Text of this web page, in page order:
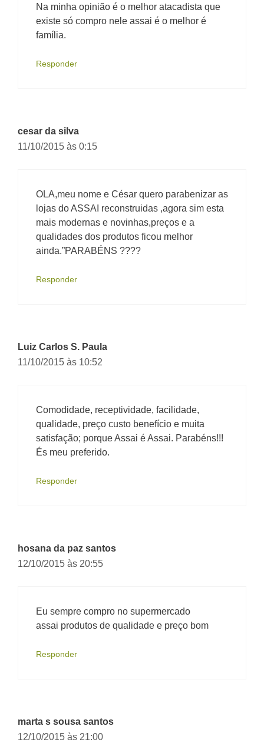
Na minha opinião é o melhor atacadista que
existe só compro nele assai é o melhor é
família.
Responder
cesar da silva
11/10/2015 às 0:15
OLA,meu nome e César quero parabenizar as
lojas do ASSAI reconstruidas ,agora sim esta
mais modernas e novinhas,preços e a
qualidades dos produtos ficou melhor
ainda.”PARABÉNS ????
Responder
Luiz Carlos S. Paula
11/10/2015 às 10:52
Comodidade, receptividade, facilidade,
qualidade, preço custo benefício e muita
satisfação; porque Assai é Assai. Parabéns!!!
És meu preferido.
Responder
hosana da paz santos
12/10/2015 às 20:55
Eu sempre compro no supermercado
assai produtos de qualidade e preço bom
Responder
marta s sousa santos
12/10/2015 às 21:00